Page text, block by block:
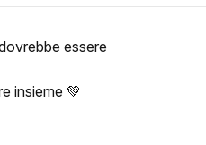
essere
insieme 💚